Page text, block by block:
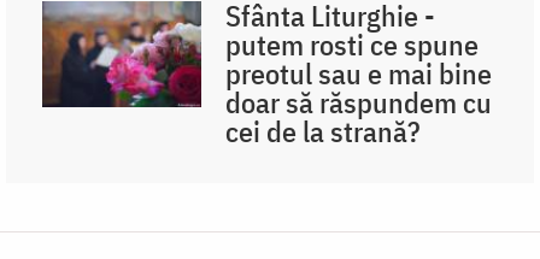
Sfânta Liturghie -
putem rosti ce spune
preotul sau e mai bine
doar să răspundem cu
cei de la strană?